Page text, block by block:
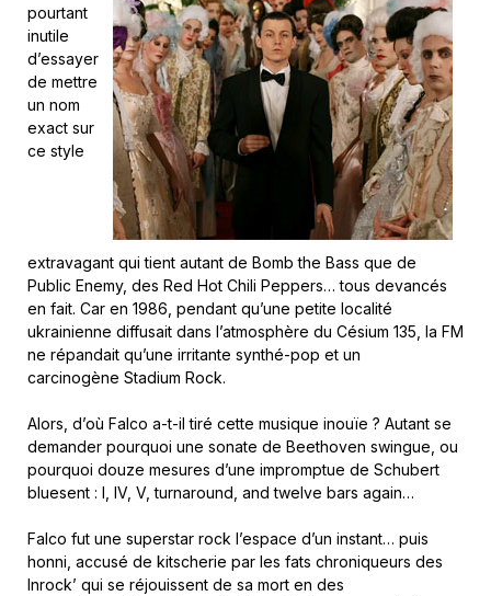
pourtant
inutile
d’essayer
de mettre
un nom
exact sur
ce style
extravagant qui tient autant de Bomb the Bass que de
Public Enemy, des Red Hot Chili Peppers… tous devancés
en fait. Car en 1986, pendant qu’une petite localité
ukrainienne diffusait dans l’atmosphère du Césium 135, la FM
ne répandait qu’une irritante synthé-pop et un
carcinogène Stadium Rock.
Alors, d’où Falco a-t-il tiré cette musique inouïe ? Autant se
demander pourquoi une sonate de Beethoven swingue, ou
pourquoi douze mesures d’une impromptue de Schubert
bluesent : I, IV, V, turnaround, and twelve bars again…
Falco fut une superstar rock l’espace d’un instant… puis
honni, accusé de kitscherie par les fats chroniqueurs des
Inrock’ qui se réjouissent de sa mort en des